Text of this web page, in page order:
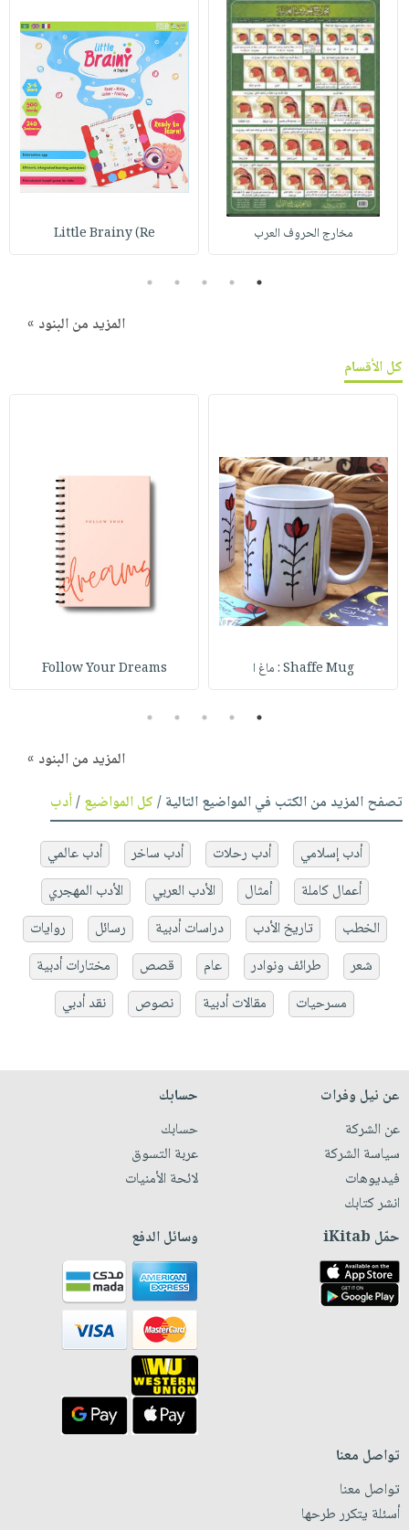
مخارج الحروف العرب Little Brainy (Re
1
2
3
4
5
المزيد من البنود »
كل الأقسام
Shaffe Mug : ماغ ا Follow Your Dreams
1
2
3
4
5
المزيد من البنود »
تصفح المزيد من الكتب في المواضيع التالية /كل المواضيع/أدب
أدب إسلامي أدب رحلات أدب ساخر
أدب عالمي
أعمال كاملة
أمثال الأدب العربي
الأدب المهجري
الخطب
تاريخ الأدب دراسات أدبية رسائل
روايات
شعر
طرائف ونوادر عام قصص
مختارات أدبية
مسرحيات
مقالات أدبية نصوص نقد أدبي
عن نيل وفرات
عن الشركة
سياسة الشركة
فيديوهات
انشر كتابك
حسابك
حسابك
عربة التسوق
لائحة الأمنيات
حمّل iKitab وسائل الدفع
تواصل معنا
تواصل معنا
أسئلة يتكرر طرحها